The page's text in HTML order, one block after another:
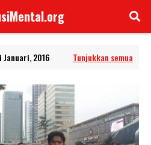
2016 Tunjukkan semua